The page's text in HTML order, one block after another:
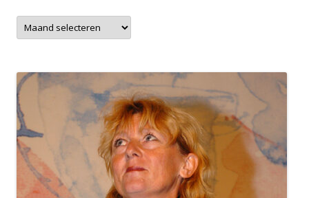
Archieven